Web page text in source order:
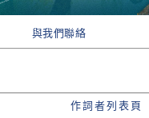
與我們聯絡
作詞者列表頁